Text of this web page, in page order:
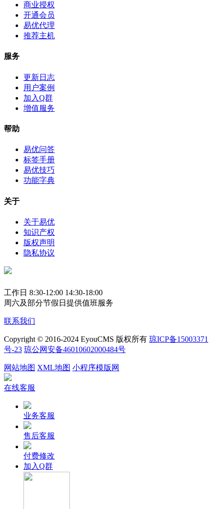
商业授权
开通会员
易优代理
推荐主机
服务
更新日志
用户案例
加入Q群
增值服务
帮助
易优问答
标签手册
易优技巧
功能字典
关于
关于易优
知识产权
版权声明
隐私协议
工作日 8:30-12:00 14:30-18:00
周六及部分节假日提供值班服务
联系我们
Copyright © 2016-2024 EyouCMS 版权所有 琼ICP备15003371
号-23 琼公网安备46010602000484号
网站地图 XML地图 小程序模版网
在线客服
业务客服
售后客服
付费修改
加入Q群